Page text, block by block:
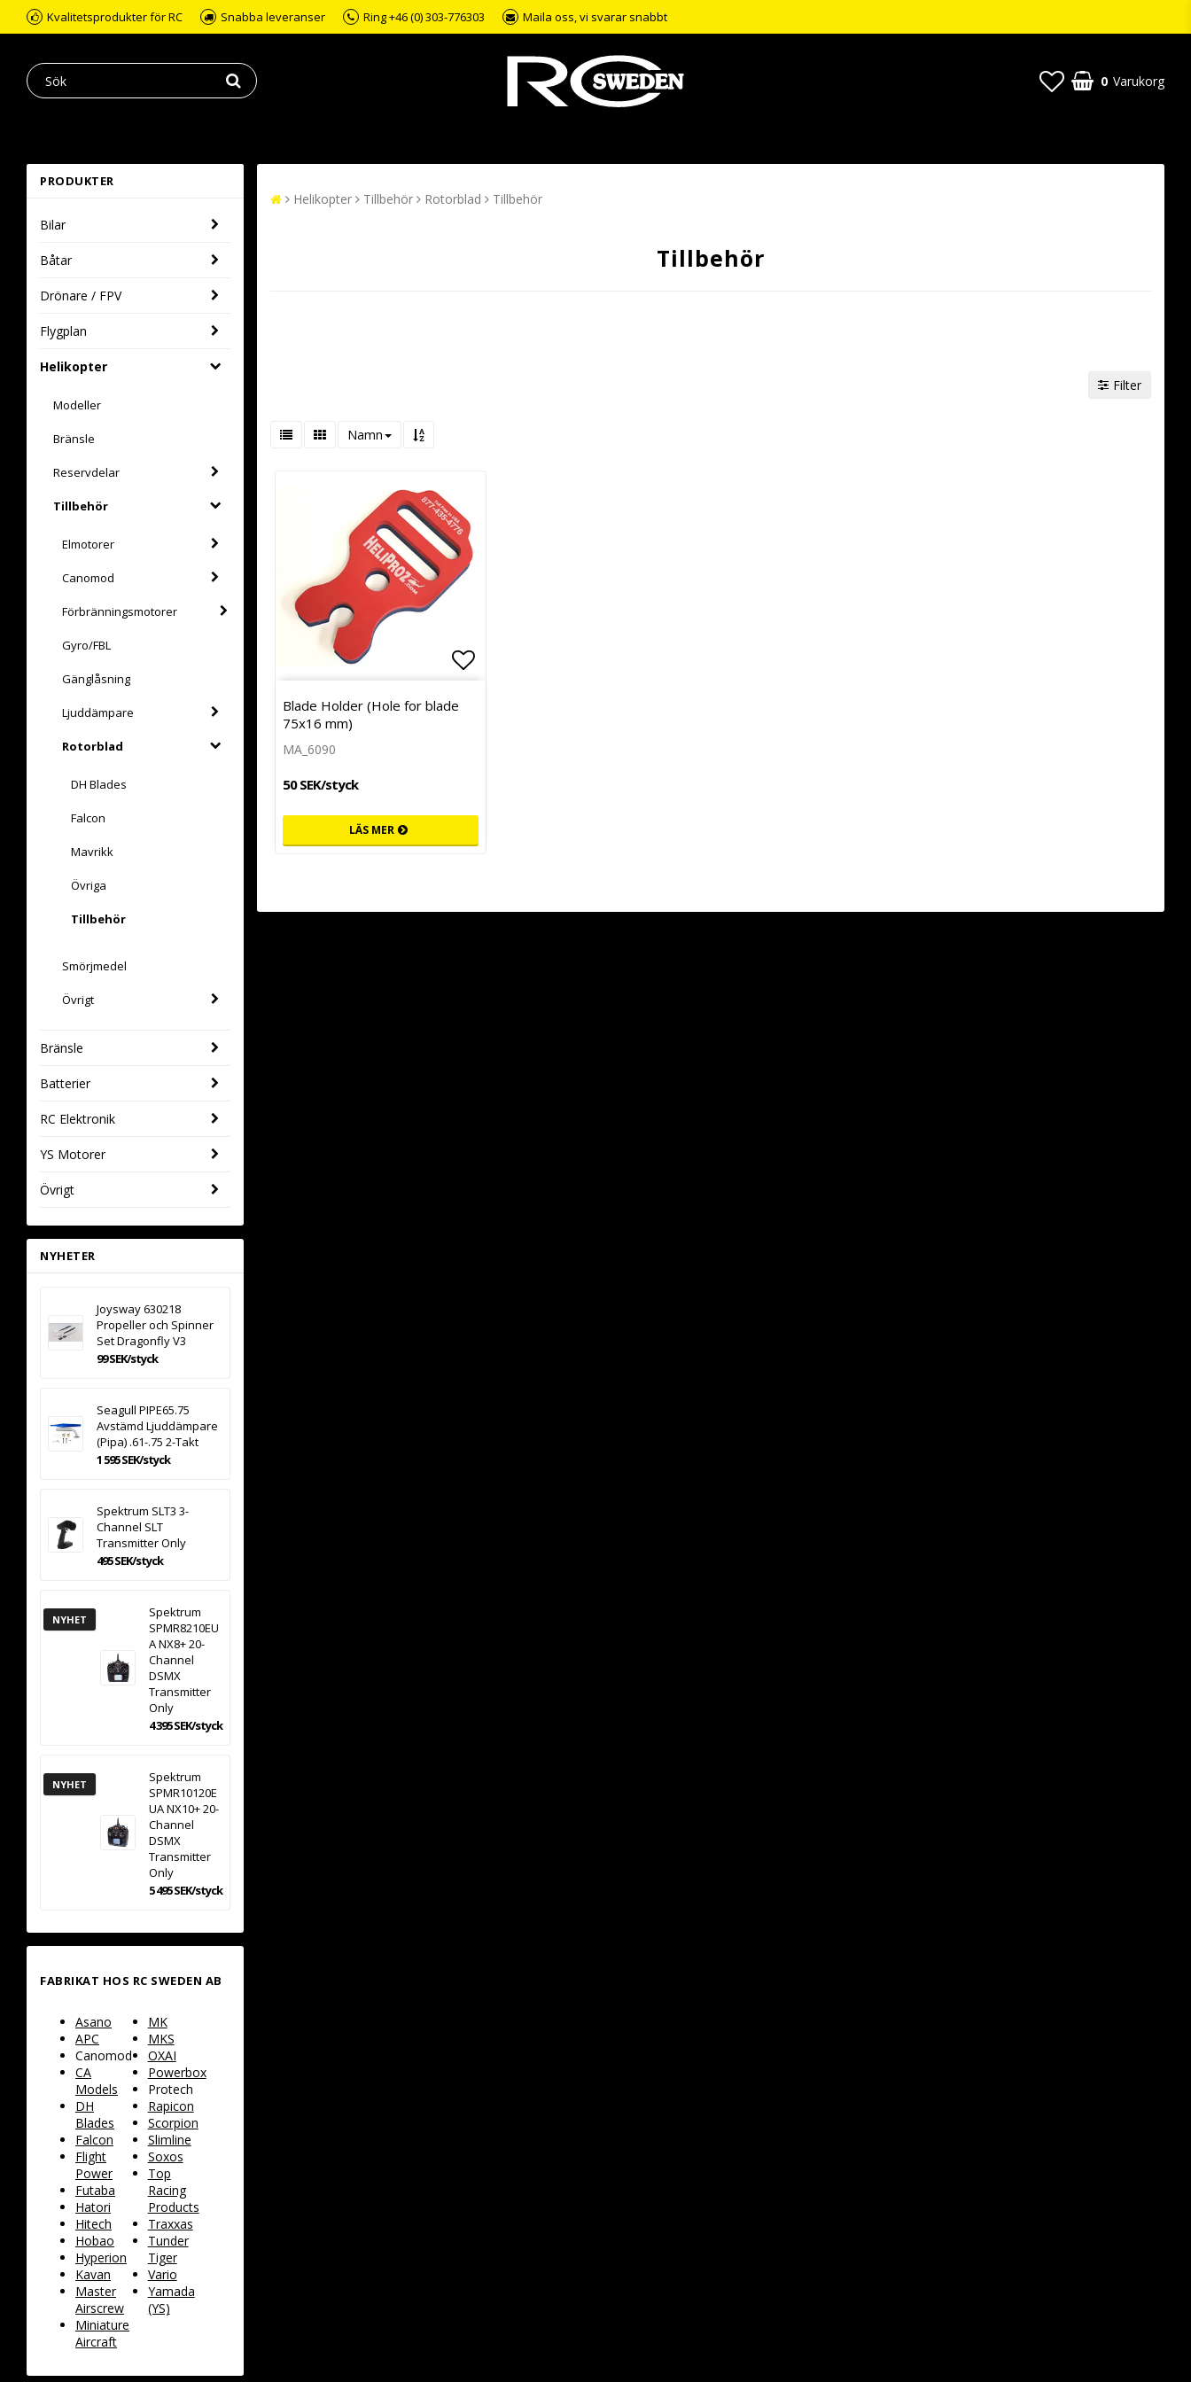
Kvalitetsprodukter för RC Snabba leveranser Ring +46 (0) 303-776303 Maila oss, vi svarar snabbt
0 Varukorg
PRODUKTER
Bilar
Båtar
Drönare / FPV
Flygplan
Helikopter
Modeller
Bränsle
Reservdelar
Tillbehör
Elmotorer
Canomod
Förbränningsmotorer
Gyro/FBL
Gänglåsning
Ljuddämpare
Rotorblad
DH Blades
Falcon
Mavrikk
Övriga
Tillbehör
Smörjmedel
Övrigt
Bränsle
Batterier
RC Elektronik
YS Motorer
Övrigt
NYHETER
Joysway 630218
Propeller och Spinner
Set Dragonfly V3
99 SEK/styck
Seagull PIPE65.75
Avstämd Ljuddämpare
(Pipa) .61-.75 2-Takt
1 595 SEK/styck
Spektrum SLT3 3-
Channel SLT
Transmitter Only
495 SEK/styck
NYHET
Spektrum
SPMR8210EU
A NX8+ 20-
Channel
DSMX
Transmitter
Only
4 395 SEK/styck
NYHET
Spektrum
SPMR10120E
UA NX10+ 20-
Channel
DSMX
Transmitter
Only
5 495 SEK/styck
FABRIKAT HOS RC SWEDEN AB
Asano
APC
Canomod
CA
Models
DH
Blades
Falcon
Flight
Power
Futaba
Hatori
Hitech
Hobao
Hyperion
Kavan
Master
Airscrew
Miniature
Aircraft
MK
MKS
OXAI
Powerbox
Protech
Rapicon
Scorpion
Slimline
Soxos
Top
Racing
Products
Traxxas
Tunder
Tiger
Vario
Yamada
(YS)
Helikopter Tillbehör Rotorblad Tillbehör
Tillbehör
Filter
Namn
Blade Holder (Hole for blade
75x16 mm)
MA_6090
50 SEK/styck
LÄS MER